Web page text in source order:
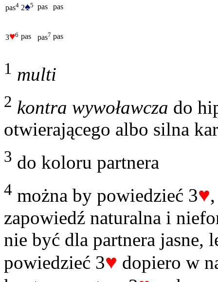
pas4 2♠5 pas pas
3♥6 pas pas7 pas
1 multi
2 kontra wywoławcza do
otwierającego albo silna
3 do koloru partnera
4 można by powiedzieć 3♥
zapowiedź naturalna i
nie być dla partnera jasne,
powiedzieć 3♥ dopiero w